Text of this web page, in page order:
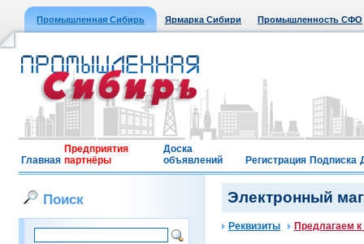
Промышленная Сибирь Ярмарка Сибири Промышленность СФО
Главная
Предприятия
партнёры
Доска
объявлений
Регистрация Подписка
Поиск Электронный
Реквизиты Предлагаем